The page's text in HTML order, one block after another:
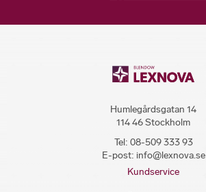
Humlegårdsgatan 14
114 46 Stockholm
Tel: 08-509 333 93
E-post: info@lexnova.se
Kundservice